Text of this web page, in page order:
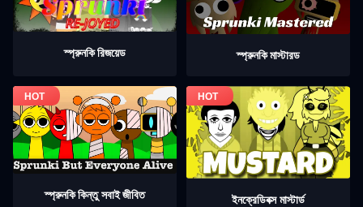
স্প্রুনকি রিজয়েড স্প্রুনকি মাস্টারড
স্প্রুনকি কিন্তু সবাই জীবিত ইনক্রেডিবক্স মাস্টার্ড